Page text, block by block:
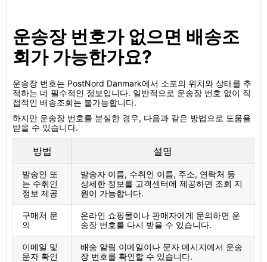
운송장 번호가 없으면 배송조
회가 가능한가요?
운송장 번호는 PostNord Danmark에서 소포의 위치와 상태를 추
적하는 데 필수적인 정보입니다. 일반적으로 운송장 번호 없이 직
접적인 배송조회는 불가능합니다.
하지만 운송장 번호를 분실한 경우, 다음과 같은 방법으로 도움을
받을 수 있습니다.
방법 설명
발송인 또
는 수취인
정보 제공
발송자 이름, 수취인 이름, 주소, 연락처 등
상세한 정보를 고객센터에 제공하면 조회 지
원이 가능합니다.
구매처 문
의
온라인 쇼핑몰이나 판매자에게 문의하면 운
송장 번호를 다시 받을 수 있습니다.
이메일 및
문자 확인
배송 알림 이메일이나 문자 메시지에서 운송
장 번호를 확인할 수 있습니다.